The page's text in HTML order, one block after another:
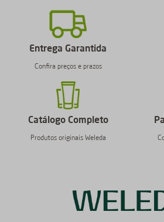
Entrega Garantida
Confira preços e prazos
Catálogo Completo
Produtos originais Weleda